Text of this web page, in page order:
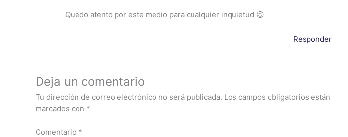
Quedo atento por este medio para cualquier inquietud 😉
Responder
Deja un comentario
Tu dirección de correo electrónico no será publicada. Los campos obligatorios están
marcados con *
Comentario *